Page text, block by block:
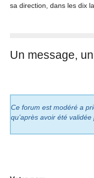
sa direction, dans les dix
Un message,
Ce forum est modéré a
qu’après avoir été